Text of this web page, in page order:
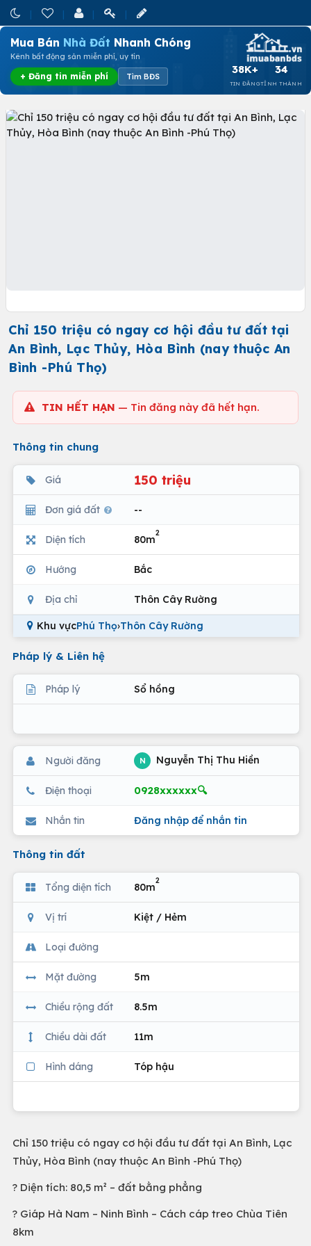
Mua Bán Nhà Đất Nhanh Chóng
Kênh bất động sản miễn phí, uy tín
+ Đăng tin miễn phí Tìm BĐS
38K+
TIN ĐĂNG
34
TỈNH THÀNH
Chỉ 150 triệu có ngay cơ hội đầu tư đất tại
An Bình, Lạc Thủy, Hòa Bình (nay thuộc An
Bình -Phú Thọ)
TIN HẾT HẠN — Tin đăng này đã hết hạn.
Thông tin chung
Giá 150 triệu
Đơn giá đất --
Diện tích 80m
2
Hướng Bắc
Địa chỉ Thôn Cây Rường
Khu vựcPhú Thọ›Thôn Cây Rường
Pháp lý & Liên hệ
Pháp lý Sổ hồng
Người đăng N Nguyễn Thị Thu Hiền
Điện thoại 0928xxxxxx🔍
Nhắn tin Đăng nhập để nhắn tin
Thông tin đất
Tổng diện tích 80m
2
Vị trí Kiệt / Hẻm
Loại đường
Mặt đường 5m
Chiều rộng đất 8.5m
Chiều dài đất 11m
Hình dáng Tóp hậu
Chỉ 150 triệu có ngay cơ hội đầu tư đất tại An Bình, Lạc
Thủy, Hòa Bình (nay thuộc An Bình -Phú Thọ)
? Diện tích: 80,5 m² – đất bằng phẳng
? Giáp Hà Nam – Ninh Bình – Cách cáp treo Chùa Tiên
8km